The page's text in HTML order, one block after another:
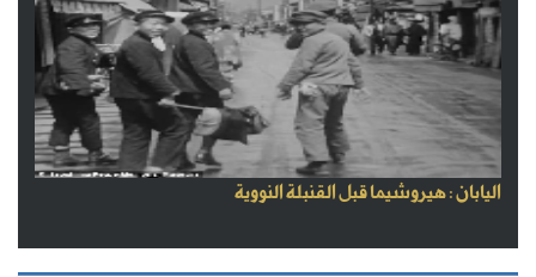
اليابان : هيروشيما قبل القنبلة النووية